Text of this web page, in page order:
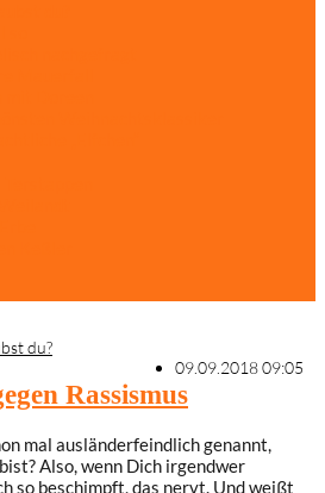
du?
09.09.2018 09:05
Rassismus
mal ausländerfeindlich genannt,
Also, wenn Dich irgendwer
so beschimpft, das nervt. Und weißt